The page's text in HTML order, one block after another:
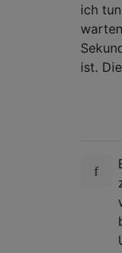
ich
ist.